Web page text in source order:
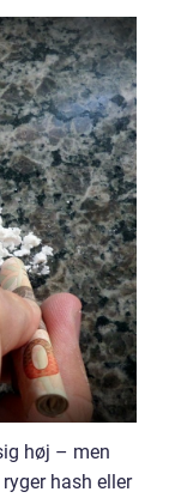
høj – men
hash eller